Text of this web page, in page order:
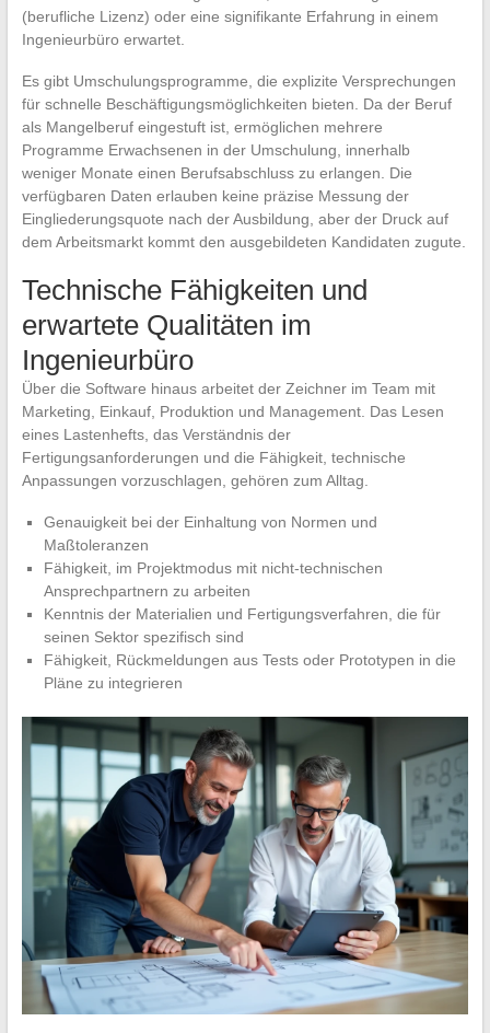
(berufliche Lizenz) oder eine signifikante Erfahrung in einem
Ingenieurbüro erwartet.
Es gibt Umschulungsprogramme, die explizite Versprechungen
für schnelle Beschäftigungsmöglichkeiten bieten. Da der Beruf
als Mangelberuf eingestuft ist, ermöglichen mehrere
Programme Erwachsenen in der Umschulung, innerhalb
weniger Monate einen Berufsabschluss zu erlangen. Die
verfügbaren Daten erlauben keine präzise Messung der
Eingliederungsquote nach der Ausbildung, aber der Druck auf
dem Arbeitsmarkt kommt den ausgebildeten Kandidaten zugute.
Technische Fähigkeiten und
erwartete Qualitäten im
Ingenieurbüro
Über die Software hinaus arbeitet der Zeichner im Team mit
Marketing, Einkauf, Produktion und Management. Das Lesen
eines Lastenhefts, das Verständnis der
Fertigungsanforderungen und die Fähigkeit, technische
Anpassungen vorzuschlagen, gehören zum Alltag.
Genauigkeit bei der Einhaltung von Normen und
Maßtoleranzen
Fähigkeit, im Projektmodus mit nicht-technischen
Ansprechpartnern zu arbeiten
Kenntnis der Materialien und Fertigungsverfahren, die für
seinen Sektor spezifisch sind
Fähigkeit, Rückmeldungen aus Tests oder Prototypen in die
Pläne zu integrieren